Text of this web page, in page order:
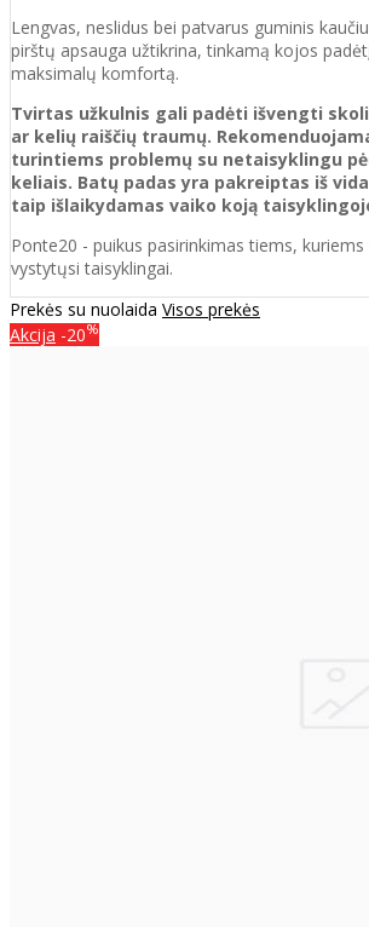
Lengvas, neslidus bei patvarus guminis
pirštų apsauga užtikrina, tinkamą kojos
maksimalų komfortą.
Tvirtas užkulnis gali padėti išvengti
ar kelių raiščių traumų.
turintiems problemų su netaisyklingu
keliais. Batų padas yra pakreiptas iš
taip išlaikydamas vaiko koją
Ponte20 - puikus pasirinkimas tiems,
vystytųsi taisyklingai.
Prekės su nuolaida Visos prekės
Akcija -20%